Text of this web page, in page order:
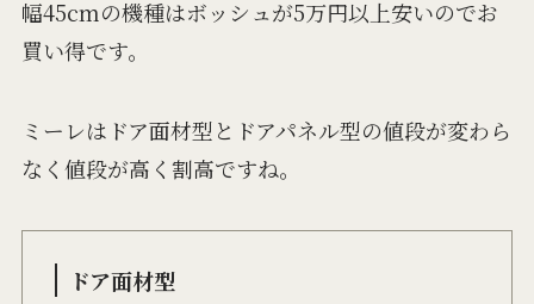
幅45cmの機種はボッシュが5万円以上安いのでお
買い得です。
ミーレはドア面材型とドアパネル型の値段が変わら
なく値段が高く割高ですね。
ドア面材型